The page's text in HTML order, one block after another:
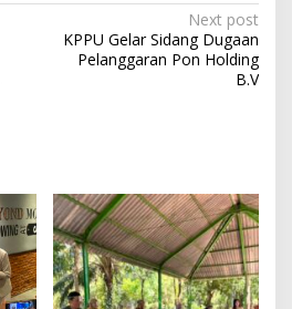
Next post
KPPU Gelar Sidang Dugaan
Pelanggaran Pon Holding
B.V